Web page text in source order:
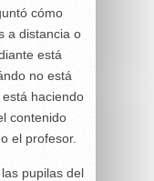
cómo
a distancia o
está
no está
haciendo
contenido
el profesor.
pupilas del